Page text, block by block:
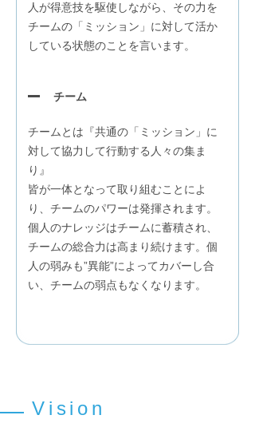
人が得意技を駆使しながら、その力を
チームの「ミッション」に対して活か
している状態のことを言います。
チーム
チームとは『共通の「ミッション」に
対して協力して行動する人々の集ま
り』
皆が一体となって取り組むことによ
り、チームのパワーは発揮されます。
個人のナレッジはチームに蓄積され、
チームの総合力は高まり続けます。個
人の弱みも”異能”によってカバーし合
い、チームの弱点もなくなります。
Vision